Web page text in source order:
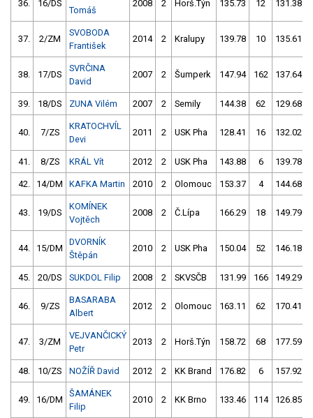
36. 16/DS
Tomáš
2008 2 Horš.Týn 135.73 12 131.38
37. 2/ZM
SVOBODA
František
2014 2 Kralupy 139.78 10 135.61
38. 17/DS
SVRČINA
David
2007 2 Šumperk 147.94 162 137.64
39. 18/DS ZUNA Vilém 2007 2 Semily 144.38 62 129.68
40. 7/ZS
KRATOCHVÍL
Devi
2011 2 USK Pha 128.41 16 132.02
41. 8/ZS KRÁL Vít 2012 2 USK Pha 143.88 6 139.78
42. 14/DM KAFKA Martin 2010 2 Olomouc 153.37 4 144.68
43. 19/DS
KOMÍNEK
Vojtěch
2008 2 Č.Lípa 166.29 18 149.79
44. 15/DM
DVORNÍK
Štěpán
2010 2 USK Pha 150.04 52 146.18
45. 20/DS SUKDOL Filip 2008 2 SKVSČB 131.99 166 149.29
46. 9/ZS
BASARABA
Albert
2012 2 Olomouc 163.11 62 170.41
47. 3/ZM
VEJVANČICKÝ
Petr
2013 2 Horš.Týn 158.72 68 177.59
48. 10/ZS NOŽÍŘ David 2012 2 KK Brand 176.82 6 157.92
49. 16/DM
ŠAMÁNEK
Filip
2010 2 KK Brno 133.46 114 126.85